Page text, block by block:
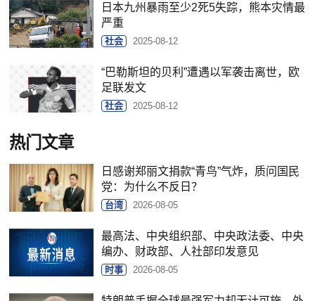
日本九州暴雨至少2死5失踪，熊本灾情最
严重
社会 2025-08-12
“巴勒斯坦的贝利”遭遇以军袭击离世，欧
足联发文
社会 2025-08-12
热门文章
日感谢郑丽文捐款“青鸟”气炸，质问国民
党：为什么不反日？
台湾 2026-08-05
最高法、中央组织部、中央政法委、中央
编办、财政部、人社部印发意见
时事 2026-08-05